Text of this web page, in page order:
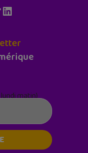
LinkedIn
matin)